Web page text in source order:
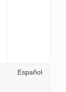
Español